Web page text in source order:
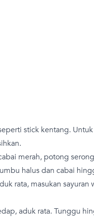
stick kentang.
merah, potong
halus dan cabai
rata, masukan
aduk rata. Tunggu